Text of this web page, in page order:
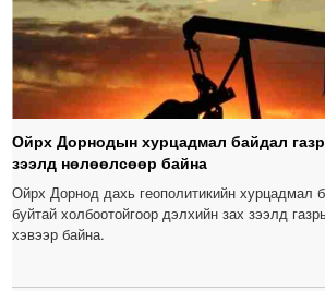
Ойрх Дорнодын хурцадмал байдал
зээлд нөлөөлсөөр байна
Ойрх Дорнод дахь геополитикийн хурцадмал
буйтай холбоотойгоор дэлхийн зах зээлд
хэвээр байна.